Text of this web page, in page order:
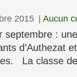
2015 Aucun
septembre :
d’Authezat
La classe